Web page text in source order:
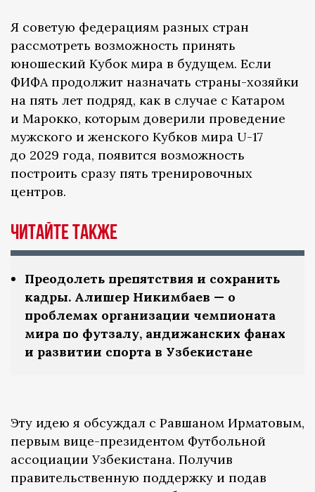
Я советую федерациям разных стран
рассмотреть возможность принять
юношеский Кубок мира в будущем. Если
ФИФА продолжит назначать страны-хозяйки
на пять лет подряд, как в случае с Катаром
и Марокко, которым доверили проведение
мужского и женского Кубков мира U-17
до 2029 года, появится возможность
построить сразу пять тренировочных
центров.
Читайте также
Преодолеть препятствия и сохранить
кадры. Алишер Никимбаев — о
проблемах организации чемпионата
мира по футзалу, андижанских фанах
и развитии спорта в Узбекистане
Эту идею я обсуждал с Равшаном Ирматовым,
первым вице-президентом Футбольной
ассоциации Узбекистана. Получив
правительственную поддержку и подав